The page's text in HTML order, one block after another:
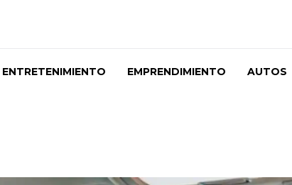
ENTRETENIMIENTO EMPRENDIMIENTO AUTOS